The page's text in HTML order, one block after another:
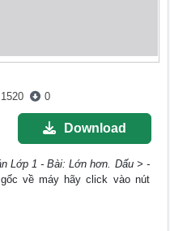
1520 0
Download
Lớp 1 - Bài: Lớn hơn. Dấu > -
về máy hãy click vào nút